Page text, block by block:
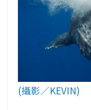
(攝影／KEVIN)